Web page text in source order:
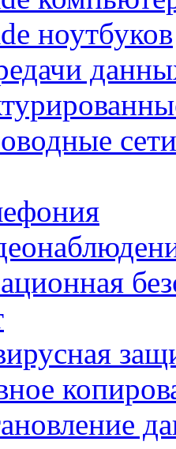
ноутбуков
сети